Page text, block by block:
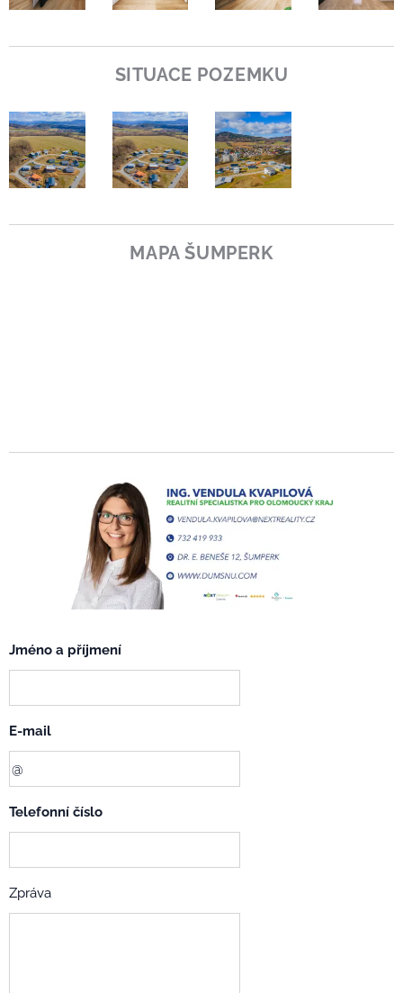
SITUACE POZEMKU
MAPA ŠUMPERK
Jméno a příjmení
E-mail
Telefonní číslo
Zpráva